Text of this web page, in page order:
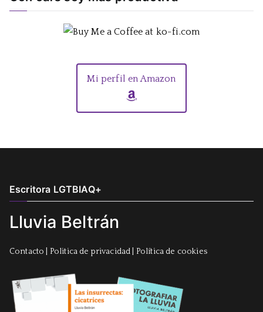
Mi perfil en Amazon
Escritora LGTBIAQ+
Lluvia Beltrán
Contacto Politica de privacidad Política de cookies